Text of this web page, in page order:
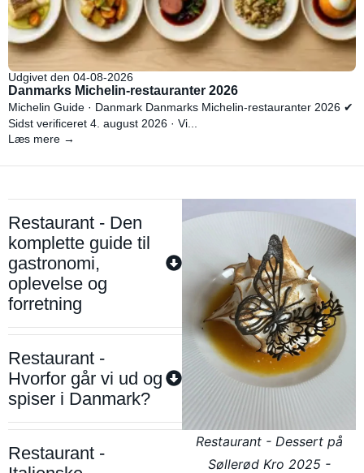
Udgivet den 04-08-2026
Danmarks Michelin-restauranter 2026
Michelin Guide · Danmark Danmarks Michelin-restauranter 2026 ✔
Sidst verificeret 4. august 2026 · Vi...
Læs mere →
Restaurant - Den
komplette guide til
gastronomi,
oplevelse og
forretning
Restaurant -
Hvorfor går vi ud og
spiser i Danmark?
Restaurant -
Restaurant - Dessert på
Søllerød Kro 2025 -